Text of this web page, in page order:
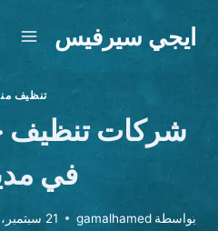
ايجي سيرفيس
تنظيف
شركات تنظيف
في
بواسطة gamalhamed 21 سبتمبر، 2023